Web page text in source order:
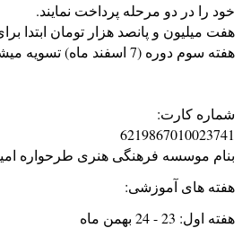
خود را در دو مرحله پرداخت نمایند.
هفت میلیون و پانصد هزار تومان ابتدا
هفته سوم دوره (7 اسفند ماه) تسویه میشود.
شماره کارت:
6219867010023741
بنام موسسه فرهنگی هنری طرحواره
هفته های آموزشی:
هفته اول: 23 - 24 بهمن ماه